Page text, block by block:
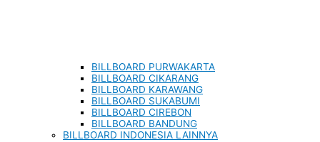
BILLBOARD PURWAKARTA
BILLBOARD CIKARANG
BILLBOARD KARAWANG
BILLBOARD SUKABUMI
BILLBOARD CIREBON
BILLBOARD BANDUNG
BILLBOARD INDONESIA LAINNYA